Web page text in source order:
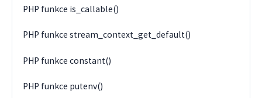
PHP funkce is_callable()
PHP funkce stream_context_get_default()
PHP funkce constant()
PHP funkce putenv()